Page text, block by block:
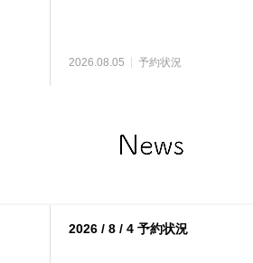
2026.08.05 予約状況
2026 / 8 / 4 予約状況